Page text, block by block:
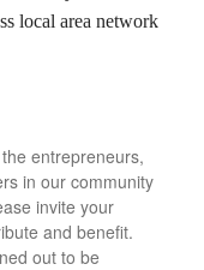
local area network
entrepreneurs,
in our community
invite your
and benefit.
out to be